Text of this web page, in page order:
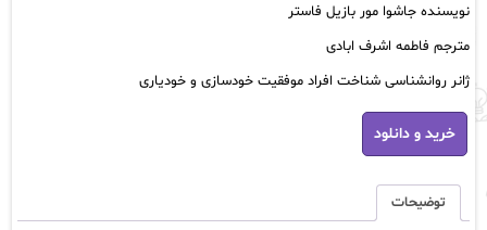
نویسنده جاشوا مور بازیل فاستر
مترجم فاطمه اشرف ابادی
ژانر روانشناسی شناخت افراد موفقیت خودسازی و خودیاری
کتاب
چگونه
دیگران
روانکاوی
کنیم
خرید و دانلود
توضیحات